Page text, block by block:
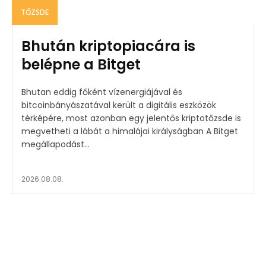
TŐZSDE
Bhután kriptopiacára is
belépne a Bitget
Bhutan eddig főként vízenergiájával és
bitcoinbányászatával került a digitális eszközök
térképére, most azonban egy jelentős kriptotőzsde is
megvetheti a lábát a himalájai királyságban A Bitget
megállapodást...
2026.08.08.